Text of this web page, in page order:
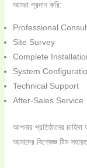
আমরা প্রদান করি:
Professional
Site Survey
Complete
System
Technical Support
After-Sales Service
আপনার প্রতিষ্ঠানের
আমাদের বিশেষজ্ঞ টিম